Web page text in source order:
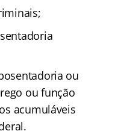
ou
ou função
acumuláveis